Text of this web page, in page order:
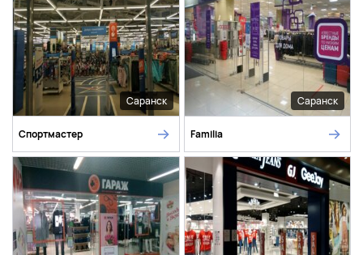
Саранск
Спортмастер
Саранск
Familia